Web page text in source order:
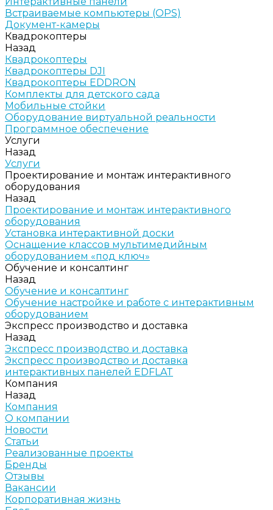
Встраиваемые компьютеры (OPS)
Документ-камеры
Квадрокоптеры
Назад
Квадрокоптеры
Квадрокоптеры DJI
Квадрокоптеры EDDRON
Комплекты для детского сада
Мобильные стойки
Оборудование виртуальной реальности
Программное обеспечение
Услуги
Назад
Услуги
Проектирование и монтаж интерактивного
оборудования
Назад
Проектирование и монтаж интерактивного
оборудования
Установка интерактивной доски
Оснащение классов мультимедийным
оборудованием «под ключ»
Обучение и консалтинг
Назад
Обучение и консалтинг
Обучение настройке и работе с интерактивным
оборудованием
Экспресс производство и доставка
Назад
Экспресс производство и доставка
Экспресс производство и доставка
интерактивных панелей EDFLAT
Компания
Назад
Компания
О компании
Новости
Статьи
Реализованные проекты
Бренды
Отзывы
Вакансии
Корпоративная жизнь